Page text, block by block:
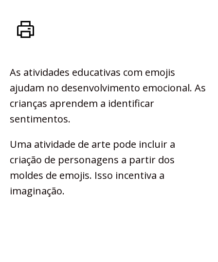
As atividades educativas com emojis
ajudam no desenvolvimento emocional. As
crianças aprendem a identificar
sentimentos.
Uma atividade de arte pode incluir a
criação de personagens a partir dos
moldes de emojis. Isso incentiva a
imaginação.